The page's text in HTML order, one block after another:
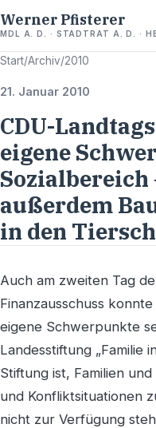
Werner Pfisterer
MDL A. D. · STADTRAT A. D. ·
Start/Archiv/2010
21. Januar 2010
CDU-
eigene
außerdem
in den
Auch am zweiten Tag
Finanzausschuss
eigene Schwerpunkte
Landesstiftung „Familie
Stiftung ist, Familien
und Konfliktsituationen
nicht zur Verfügung